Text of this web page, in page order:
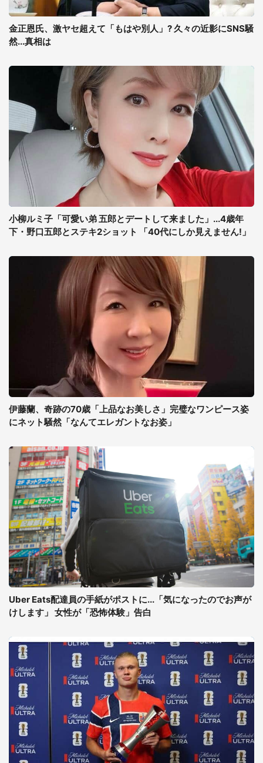
金正恩氏、激ヤセ超えて「もはや別人」? 久々の近影にSNS騒
然...真相は
小柳ルミ子「可愛い弟 五郎とデートして来ました」...4歳年
下・野口五郎とステキ2ショット 「40代にしか見えません!」
伊藤蘭、奇跡の70歳「上品なお美しさ」完璧なワンピース姿
にネット騒然「なんてエレガントなお姿」
Uber Eats配達員の手紙がポストに...「気になったのでお声が
けします」 女性が「恐怖体験」告白